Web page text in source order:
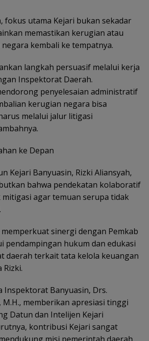
fokus utama Kejari bukan sekadar
memastikan kerugian atau
kembali ke tempatnya.
langkah persuasif melalui kerja
Inspektorat Daerah.
penyelesaian administratif
kerugian negara bisa
melalui jalur litigasi
ke Depan
Kejari Banyuasin, Rizki Aliansyah,
bahwa pendekatan kolaboratif
agar temuan serupa tidak
sinergi dengan Pemkab
pendampingan hukum dan edukasi
daerah terkait tata kelola keuangan
Rizki.
Inspektorat Banyuasin, Drs.
M.H., memberikan apresiasi tinggi
Datun dan Intelijen Kejari
kontribusi Kejari sangat